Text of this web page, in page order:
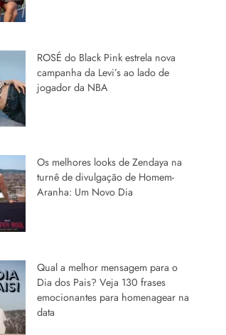
ROSÉ do Black Pink estrela nova
campanha da Levi’s ao lado de
jogador da NBA
Os melhores looks de Zendaya na
turnê de divulgação de Homem-
Aranha: Um Novo Dia
Qual a melhor mensagem para o
Dia dos Pais? Veja 130 frases
emocionantes para homenagear na
data